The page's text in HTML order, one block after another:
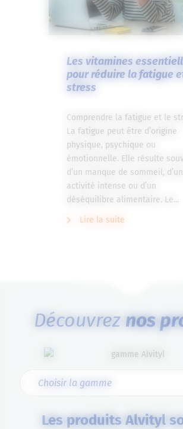
Les vitamines
pour réduire la fatigue
stress
Comprendre la fatigue et le
La fatigue peut être d’origine
physique, psychique ou
émotionnelle. Elle résulte
d’un manque de sommeil,
activité intense ou d’un
déséquilibre alimentaire. Le...
Lire la suite
Découvrez nos
Les produits Alvityl